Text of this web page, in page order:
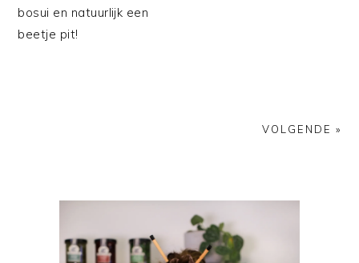
bosui en natuurlijk een
beetje pit!
VOLGENDE »